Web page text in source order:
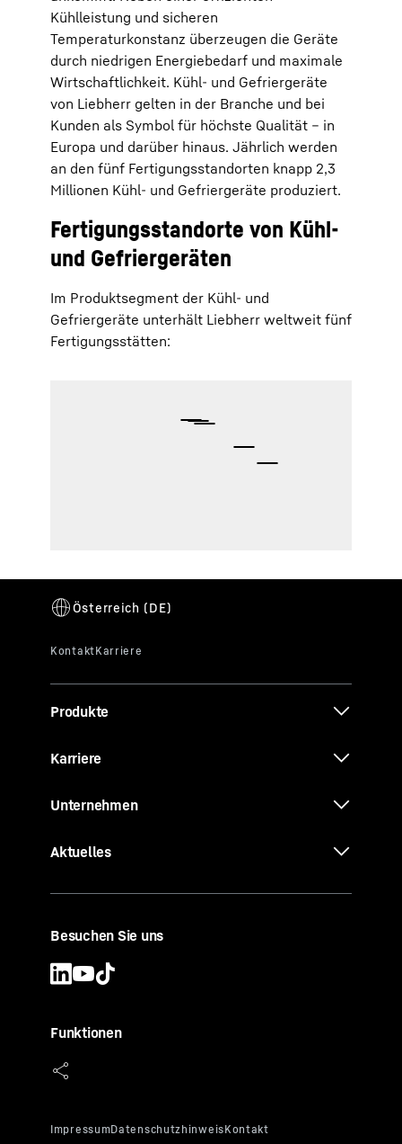
Kühlleistung und sicheren
Temperaturkonstanz überzeugen die Geräte
durch niedrigen Energiebedarf und maximale
Wirtschaftlichkeit. Kühl- und Gefriergeräte
von Liebherr gelten in der Branche und bei
Kunden als Symbol für höchste Qualität – in
Europa und darüber hinaus. Jährlich werden
an den fünf Fertigungsstandorten knapp 2,3
Millionen Kühl- und Gefriergeräte produziert.
Fertigungsstandorte von Kühl-
und Gefriergeräten
Im Produktsegment der Kühl- und
Gefriergeräte unterhält Liebherr weltweit fünf
Fertigungsstätten:
Produkte
Karriere
Unternehmen
Aktuelles
Besuchen Sie uns
Funktionen